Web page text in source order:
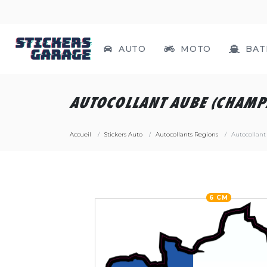
AUTO MOTO
AUTOCOLLANT AUBE
Accueil Stickers Auto Autocollants Regions Autocollant
6 CM